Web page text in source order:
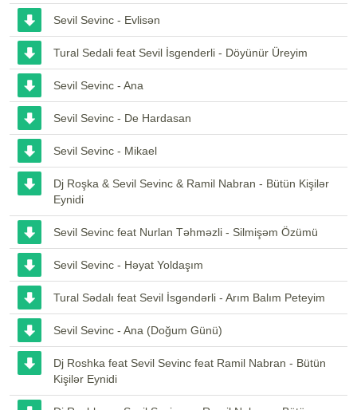
Sevil Sevinc - Evlisən
Tural Sedali feat Sevil İsgenderli - Döyünür Üreyim
Sevil Sevinc - Ana
Sevil Sevinc - De Hardasan
Sevil Sevinc - Mikael
Dj Roşka & Sevil Sevinc & Ramil Nabran - Bütün Kişilər
Eynidi
Sevil Sevinc feat Nurlan Təhməzli - Silmişəm Özümü
Sevil Sevinc - Həyat Yoldaşım
Tural Sədalı feat Sevil İsgəndərli - Arım Balım Peteyim
Sevil Sevinc - Ana (Doğum Günü)
Dj Roshka feat Sevil Sevinc feat Ramil Nabran - Bütün
Kişilər Eynidi